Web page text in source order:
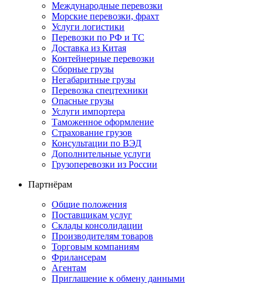
Международные перевозки
Морские перевозки, фрахт
Услуги логистики
Перевозки по РФ и ТС
Доставка из Китая
Контейнерные перевозки
Сборные грузы
Негабаритные грузы
Перевозка спецтехники
Опасные грузы
Услуги импортера
Таможенное оформление
Страхование грузов
Консультации по ВЭД
Дополнительные услуги
Грузоперевозки из России
Партнёрам
Общие положения
Поставщикам услуг
Склады консолидации
Производителям товаров
Торговым компаниям
Фрилансерам
Агентам
Приглашение к обмену данными